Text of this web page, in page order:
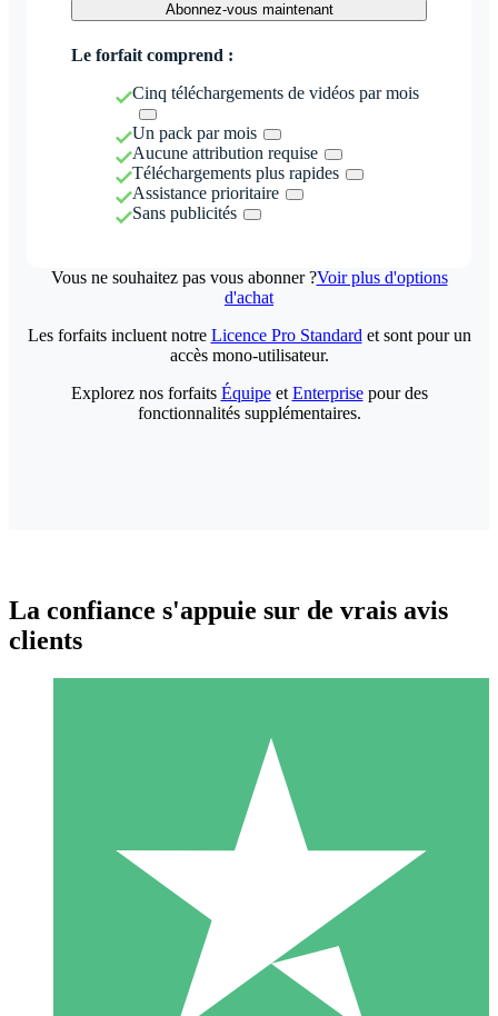
Abonnez-vous maintenant
Le forfait comprend :
Cinq téléchargements de vidéos par mois
Un pack par mois
Aucune attribution requise
Téléchargements plus rapides
Assistance prioritaire
Sans publicités
Vous ne souhaitez pas vous abonner ?Voir plus d'options
d'achat
Packs de Crédits Individuels
Payez à l'utilisation avec des crédits de téléchargement. Sans
1 Téléchargement
10 00
Les forfaits incluent notre Licence Pro Standard et sont pour un
accès mono-utilisateur.
Explorez nos forfaits Équipeet Enterprisepour des
fonctionnalités supplémentaires.
La confiance s'appuie sur de vrais avis
clients